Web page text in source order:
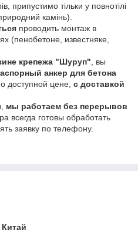
припустимо тільки у повнотілі
камінь).
проводить монтаж в
(пенобетоне, известняке,
крепежа "Шуруп", вы
анкер для бетона
доступной цене, с доставкой
мы работаем без перерывов
всегда готовы обработать
заявку по телефону.
Китай